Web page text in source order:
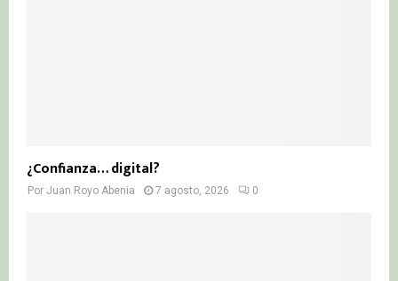
¿Confianza… digital?
Por Juan Royo Abenia 7 agosto, 2026 0